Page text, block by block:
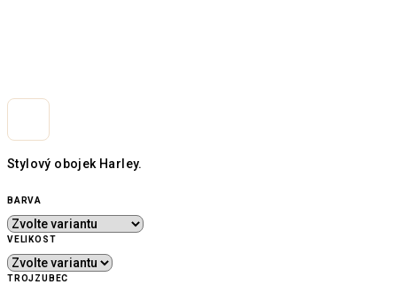
Stylový obojek Harley.
BARVA
VELIKOST
TROJZUBEC